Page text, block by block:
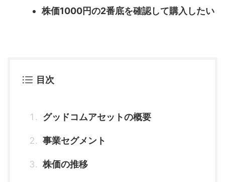
株価1000円の2番底を確認して購入したい
目次
グッドコムアセットの概要
事業セグメント
株価の推移